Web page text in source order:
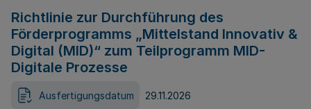
Richtlinie zur Durchführung des
Förderprogramms „Mittelstand Innovativ &
Digital (MID)“ zum Teilprogramm MID-
Digitale Prozesse
Ausfertigungsdatum 29.11.2026